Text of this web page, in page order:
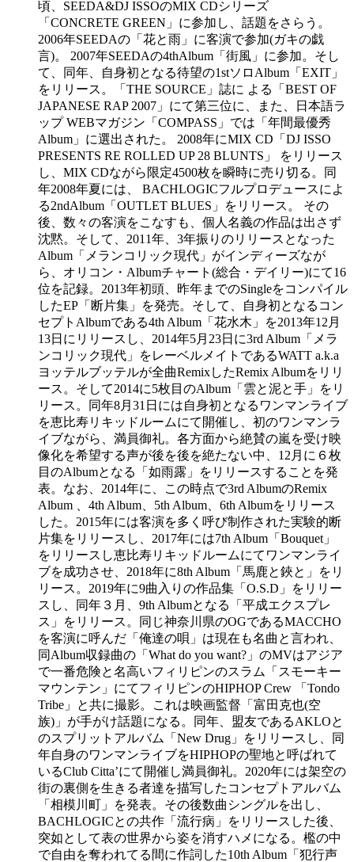
頃、SEEDA&DJ ISSOのMIX CDシリーズ
「CONCRETE GREEN」に参加し、話題をさらう。
2006年SEEDAの「花と雨」に客演で参加(ガキの戯
言)。 2007年SEEDAの4thAlbum「街風」に参加。そし
て、同年、自身初となる待望の1stソロAlbum「EXIT」
をリリース。「THE SOURCE」誌に よる「BEST OF
JAPANESE RAP 2007」にて第三位に、また、日本語ラ
ップ WEBマガジン「COMPASS」では「年間最優秀
Album」に選出された。 2008年にMIX CD「DJ ISSO
PRESENTS RE ROLLED UP 28 BLUNTS」 をリリース
し、MIX CDながら限定4500枚を瞬時に売り切る。同
年2008年夏には、 BACHLOGICフルプロデュースによ
る2ndAlbum「OUTLET BLUES」をリリース。 その
後、数々の客演をこなすも、個人名義の作品は出さず
沈黙。そして、2011年、3年振りのリリースとなった
Album「メランコリック現代」がインディーズなが
ら、オリコン・Albumチャート(総合・デイリー)にて16
位を記録。2013年初頭、昨年までのSingleをコンパイル
したEP「断片集」を発売。そして、自身初となるコン
セプトAlbumである4th Album「花水木」を2013年12月
13日にリリースし、2014年5月23日に3rd Album「メラ
ンコリック現代」をレーベルメイトであるWATT a.k.a
ヨッテルブッテルが全曲RemixしたRemix Albumをリリ
ース。そして2014に5枚目のAlbum「雲と泥と手」をリ
リース。同年8月31日には自身初となるワンマンライブ
を恵比寿リキッドルームにて開催し、初のワンマンラ
イブながら、満員御礼。各方面から絶賛の嵐を受け映
像化を希望する声が後を後を絶たない中、12月に６枚
目のAlbumとなる「如雨露」をリリースすることを発
表。なお、2014年に、この時点で3rd AlbumのRemix
Album 、4th Album、5th Album、6th Albumをリリース
した。2015年には客演を多く呼び制作された実験的断
片集をリリースし、2017年には7th Album「Bouquet」
をリリースし恵比寿リキッドルームにてワンマンライ
ブを成功させ、2018年に8th Album「馬鹿と鋏と」をリ
リース。2019年に9曲入りの作品集「O.S.D」をリリー
スし、同年３月、9th Albumとなる「平成エクスプレ
ス」をリリース。同じ神奈川県のOGであるMACCHO
を客演に呼んだ「俺達の唄」は現在も名曲と言われ、
同Album収録曲の「What do you want?」のMVはアジア
で一番危険と名高いフィリピンのスラム「スモーキー
マウンテン」にてフィリピンのHIPHOP Crew 「Tondo
Tribe」と共に撮影。これは映画監督「富田克也(空
族)」が手がけ話題になる。同年、盟友であるAKLOと
のスプリットアルバム「New Drug」をリリースし、同
年自身のワンマンライブをHIPHOPの聖地と呼ばれて
いるClub Citta’にて開催し満員御礼。2020年には架空の
街の裏側を生きる者達を描写したコンセプトアルバム
「相模川町」を発表。その後数曲シングルを出し、
BACHLOGICとの共作「流行病」をリリースした後、
突如として表の世界から姿を消すハメになる。檻の中
で自由を奪われてる間に作詞した10th Album「犯行声